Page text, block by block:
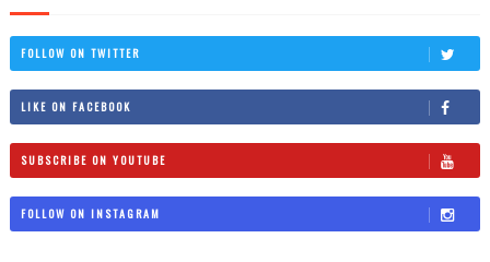
FOLLOW ON TWITTER
LIKE ON FACEBOOK
SUBSCRIBE ON YOUTUBE
FOLLOW ON INSTAGRAM